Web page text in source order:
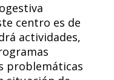
centro es de
actividades,
problemáticas